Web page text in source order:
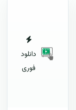
دانلود
فوری